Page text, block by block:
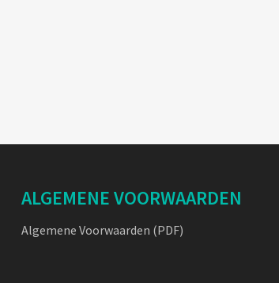
ALGEMENE VOORWAARDEN
Algemene Voorwaarden (PDF)